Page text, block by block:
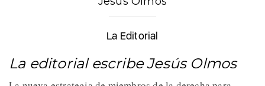
La Editorial
La editorial escribe Jesús Olmos